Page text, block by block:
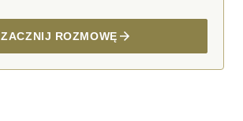
ZACZNIJ ROZMOWĘ